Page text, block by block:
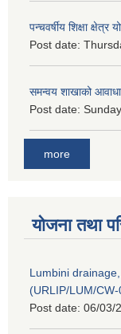
पन्चवर्षीय शिक्षा
Post date:
समन्वय शाखाको
Post date:
more
योजना तथा
Lumbini
(URLIP/LUM/
Post date: 06/03/